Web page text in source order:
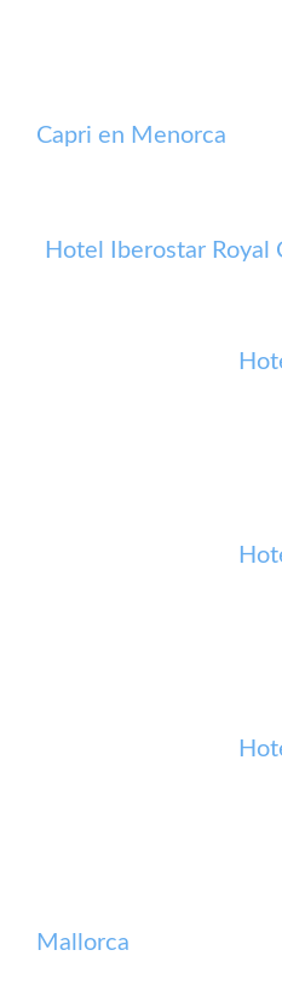
Capri en Menorca
Hotel Iberostar Royal
Mallorca